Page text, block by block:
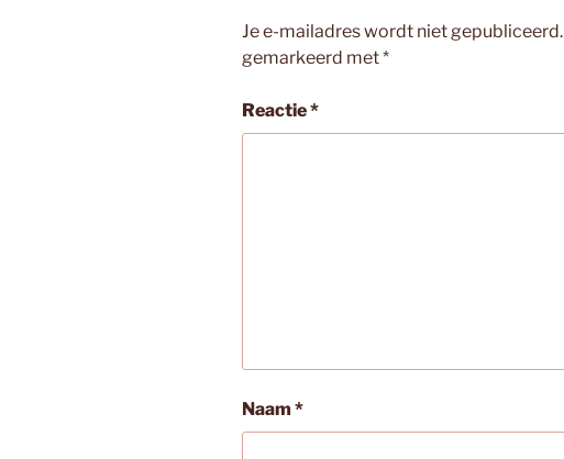
Je e-mailadres wordt niet gepubliceerd.
gemarkeerd met*
Reactie*
Naam *